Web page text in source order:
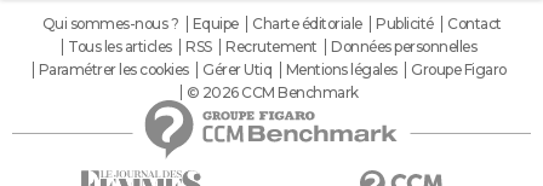
Qui sommes-nous ? Equipe Charte éditoriale Publicité
Contact
Tous les articles
RSS Recrutement
Données personnelles
Paramétrer les cookies
Gérer Utiq Mentions légales
Groupe Figaro
© 2026 CCM Benchmark